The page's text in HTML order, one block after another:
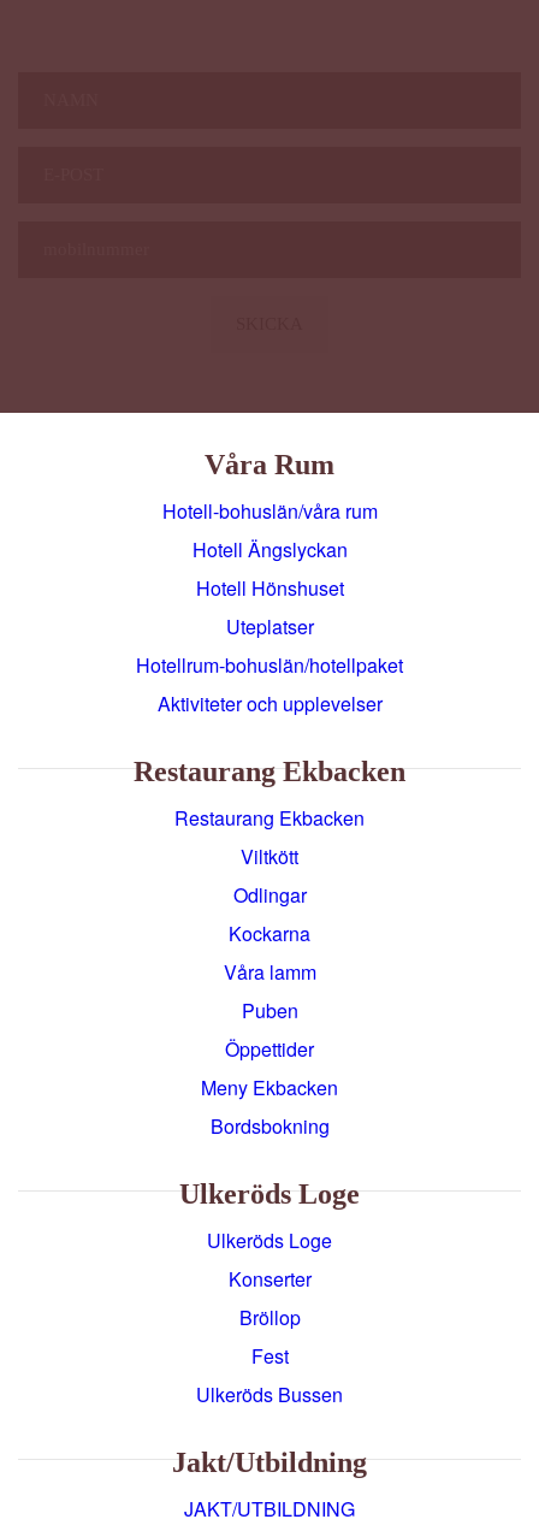
Våra Rum
Hotell-bohuslän/våra rum
Hotell Ängslyckan
Hotell Hönshuset
Uteplatser
Hotellrum-bohuslän/hotellpaket
Aktiviteter och upplevelser
Restaurang Ekbacken
Restaurang Ekbacken
Viltkött
Odlingar
Kockarna
Våra lamm
Puben
Öppettider
Meny Ekbacken
Bordsbokning
Ulkeröds Loge
Ulkeröds Loge
Konserter
Bröllop
Fest
Ulkeröds Bussen
Jakt/utbildning
JAKT/UTBILDNING